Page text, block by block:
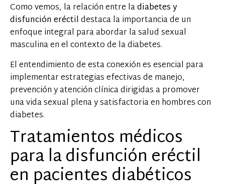
Como vemos, la relación entre ladiabetes y
disfunción eréctildestaca la importancia de un
enfoque integral para abordar la salud sexual
masculina en el contexto de la diabetes.
El entendimiento de esta conexión es esencial para
implementar estrategias efectivas de manejo,
prevención y atención clínica dirigidas a promover
una vida sexual plena y satisfactoria en hombres con
diabetes.
Tratamientos médicos
para la disfunción eréctil
en pacientes diabéticos